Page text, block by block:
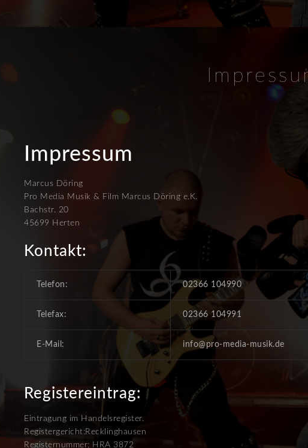
Impressum
Marcus Döring
Pro Media Musik & Film Marcus Döring e.K.
Bachstr. 20
45699 Herten
Kontakt:
Telefon: 02366 104990
Telefax: 02366 104991
E-Mail: info@pro-media-musik.de
Registereintrag:
Eintragung im Handelsregister.
Registergericht:Recklinghausen
Registernummer: HRA 3872